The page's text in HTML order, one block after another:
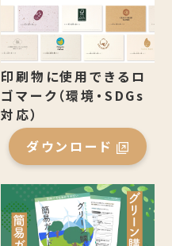
印刷物に使用できるロ
ゴマーク（環境・SDGs
対応）
ダウンロード